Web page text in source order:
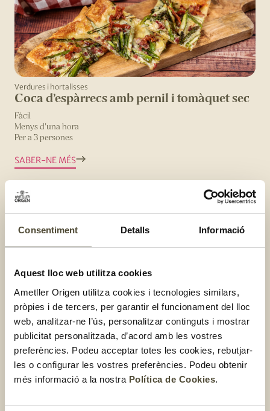
Consentiment Detalls Informació
Aquest lloc web utilitza cookies
Ametller Origen utilitza cookies i tecnologies similars,
pròpies i de tercers, per garantir el funcionament del lloc
web, analitzar-ne l’ús, personalitzar continguts i mostrar
publicitat personalitzada, d’acord amb les vostres
preferències. Podeu acceptar totes les cookies, rebutjar-
les o configurar les vostres preferències. Podeu obtenir
més informació a la nostra Política de Cookies.
Verdures i hortalisses
Coca d’espàrrecs amb pernil i tomàquet sec
Fàcil
Menys d'una hora
Per a 3 persones
SABER-NE MÉS
Pernilets de pollastre amb cítrics
Fàcil
Menys d'una hora
Per a 4 persones
SABER-NE MÉS